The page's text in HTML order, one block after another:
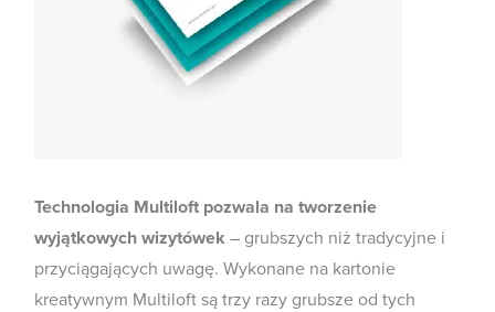
Technologia Multiloft pozwala na tworzenie
wyjątkowych wizytówek – grubszych niż tradycyjne i
przyciągających uwagę. Wykonane na kartonie
kreatywnym Multiloft są trzy razy grubsze od tych